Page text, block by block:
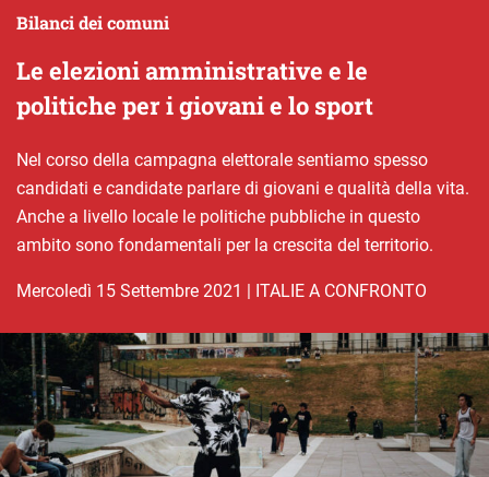
Le elezioni amministrative e le
politiche per i giovani e lo sport
Bilanci dei comuni
Nel corso della campagna elettorale sentiamo spesso
candidati e candidate parlare di giovani e qualità della vita.
Anche a livello locale le politiche pubbliche in questo
ambito sono fondamentali per la crescita del territorio.
mercoledì 15 Settembre 2021 | ITALIE A CONFRONTO